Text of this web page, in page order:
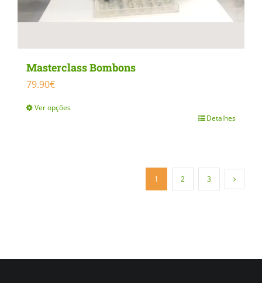
Masterclass Bombons
79.90€
Ver opções
Detalhes
1 2 3